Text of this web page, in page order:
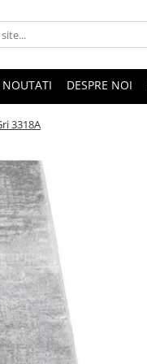
NOUTATI DESPRE NOI
3318A